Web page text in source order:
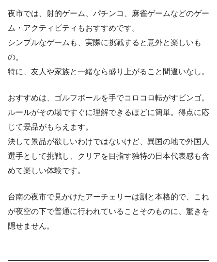
夜市では、射的ゲーム、パチンコ、麻雀ゲームなどのゲー
ム・アクティビティもおすすめです。
シンプルなゲームも、実際に挑戦すると意外と楽しいも
の。
特に、友人や家族と一緒なら盛り上がること間違いなし。
おすすめは、ゴルフボールを手でコロコロ転がすビンゴ。
ルールがその場ですぐに理解できるほどに簡単。得点に応
じて景品がもらえます。
決して景品が欲しいわけではないけど、異国の地で外国人
選手として挑戦し、クリアを目指す独特の日本代表感も含
めて楽しい体験です。
台南の夜市で見かけたアーチェリーは割と本格的で、これ
が夜空の下で普通に行われていることそのものに、驚きを
隠せません。